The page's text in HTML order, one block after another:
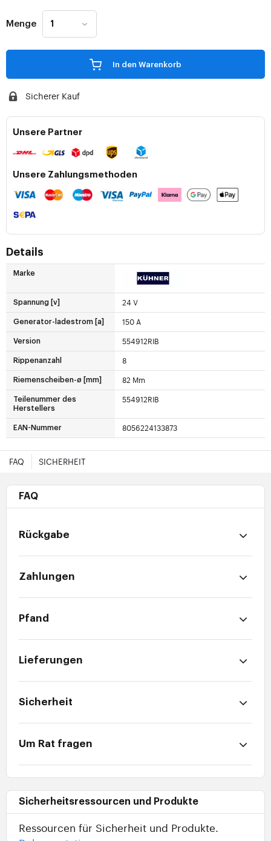
Menge
In den Warenkorb
Sicherer Kauf
Unsere Partner
Unsere Zahlungsmethoden
Details
Marke
Spannung [v] 24 V
Generator-ladestrom [a] 150 A
Version 554912RIB
Rippenanzahl 8
Riemenscheiben-ø [mm] 82 Mm
Teilenummer des
Herstellers
554912RIB
EAN-Nummer 8056224133873
FAQ SICHERHEIT
FAQ
Rückgabe
Zahlungen
Pfand
Lieferungen
Sicherheit
Um Rat fragen
Sicherheitsressourcen und Produkte
Ressourcen für Sicherheit und Produkte.